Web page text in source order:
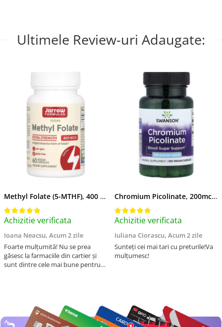
Ultimele Review-uri Adaugate:
Methyl Folate (5-MTHF), 400 mcg, Jarrow Formulas, 60 capsule
Achizitie verificata
Ioana Neacsu, Acum 2 zile
Foarte mulțumită! Nu se prea
găsesc la farmaciile din cartier și
sunt dintre cele mai bune pentru
Chromium Picolinate, 200mcg, Swanson, 100 capsule SW922
Achizitie verificata
Iuliana Ciorascu, Acum 2 zile
Sunteți cei mai tari cu preturile!Va
mulțumesc!